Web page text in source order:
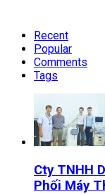
Recent
Popular
Comments
Tags
Cty TNHH
Phối Máy